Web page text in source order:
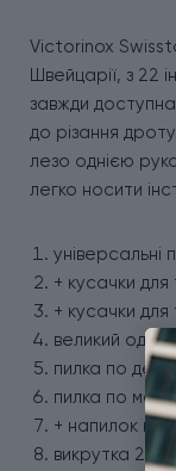
Victorinox
Швейцарії, з 22
завжди
до різання
лезо однією
легко носити
універсальні
+ кусачки
+ кусачки
великий
пилка по
пилка по
+ напилок по
викрутка 2 мм;